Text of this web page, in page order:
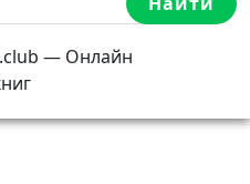
— Онлайн